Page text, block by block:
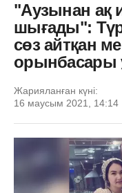
"Аузынан ақ
шығады":
сөз айтқан
орынбасары
Жарияланған күні:
16 маусым 2021, 14:14